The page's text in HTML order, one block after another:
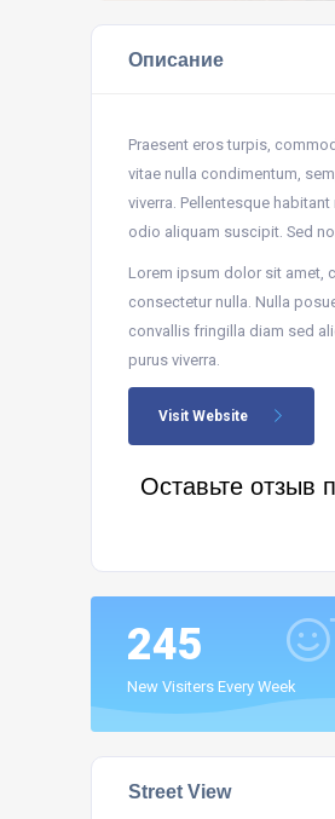
Описание
Praesent eros turpis,
vitae nulla condimentum,
viverra. Pellentesque
odio aliquam suscipit. Sed
Lorem ipsum dolor sit amet,
consectetur nulla. Nulla
convallis fringilla diam sed
purus viverra.
Visit Website
Оставьте отзыв
245
New Visiters Every Week
Street View